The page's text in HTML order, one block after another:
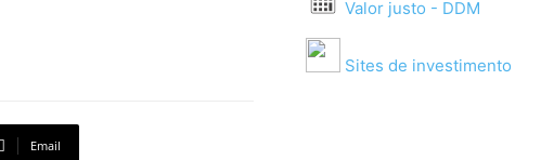
Email
Valor justo - DDM
Sites de investimento